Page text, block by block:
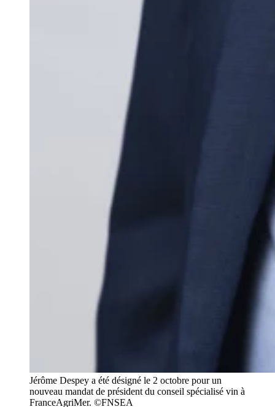
Jérôme Despey a été désigné le 2 octobre pour un
nouveau mandat de président du conseil spécialisé vin à
FranceAgriMer. ©FNSEA